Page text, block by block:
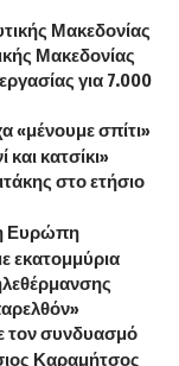
Μακεδονίας
Μακεδονίας
για 7.000
«μένουμε σπίτι»
κατσίκι»
στο ετήσιο
Ευρώπη
εκατομμύρια
τον συνδυασμό
Καραμήτσος